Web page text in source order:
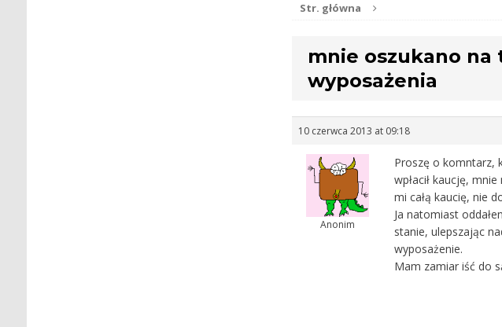
Zalecenia do umów i statutów TBSStr. główna
mnie oszukano na
wyposażenia
10 czerwca 2013 at 09:18
Anonim
Proszę o komntarz,
wpłacił kaucję,
mi całą kaucię, nie
Ja natomiast
stanie, ulepszając
wyposażenie.
Mam zamiar iść do